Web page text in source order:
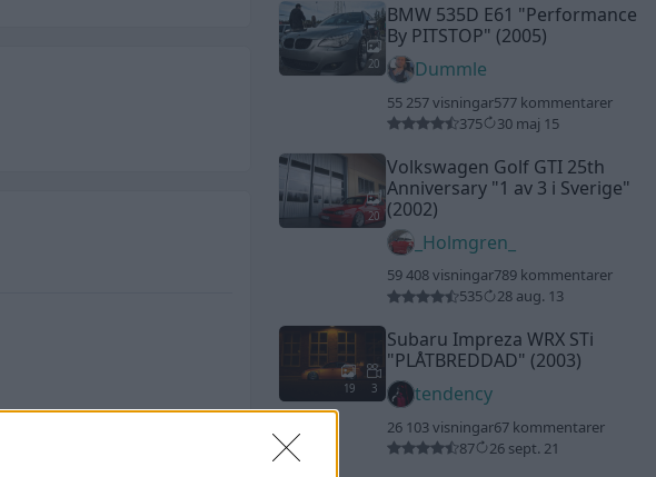
20
BMW 535D E61 "Performance
By PITSTOP" (2005)
Dummle
55 257 visningar577 kommentarer
375
30 maj 15
20
Volkswagen Golf GTI 25th
Anniversary "1 av 3 i Sverige"
(2002)
_Holmgren_
59 408 visningar789 kommentarer
535
28 aug. 13
19 3
Subaru Impreza WRX STi
"PLÅTBREDDAD" (2003)
tendency
26 103 visningar67 kommentarer
87
26 sept. 21